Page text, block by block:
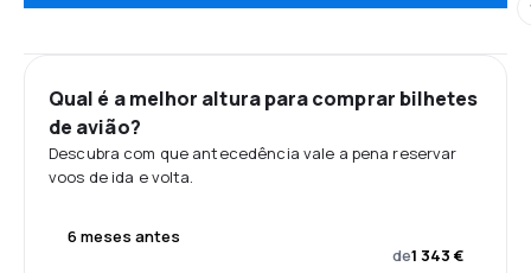
Qual é a melhor altura para comprar bilhetes
de avião?
Descubra com que antecedência vale a pena reservar
voos de ida e volta.
6 meses antes
de1 343 €